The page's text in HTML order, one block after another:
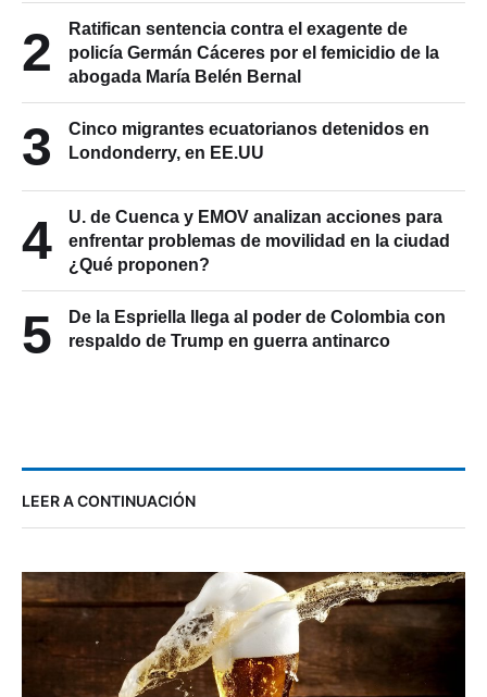
2
Ratifican sentencia contra el exagente de
policía Germán Cáceres por el femicidio de la
abogada María Belén Bernal
3
Cinco migrantes ecuatorianos detenidos en
Londonderry, en EE.UU
4
U. de Cuenca y EMOV analizan acciones para
enfrentar problemas de movilidad en la ciudad
¿Qué proponen?
5
De la Espriella llega al poder de Colombia con
respaldo de Trump en guerra antinarco
LEER A CONTINUACIÓN